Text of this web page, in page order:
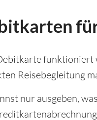
funktioniert
Reisebegleitung
nur ausgeben,